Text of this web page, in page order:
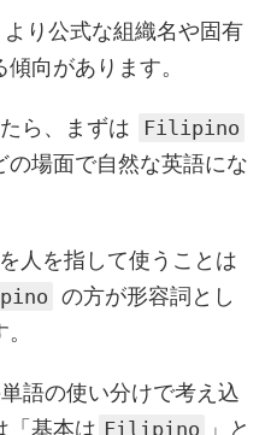
より公式な組織名や固有
向があります。
ら、まずは Filipino
の場面で自然な英語にな
を人を指して使うことは
の方が形容詞とし
語の使い分けで考え込
「基本は Filipino
」と